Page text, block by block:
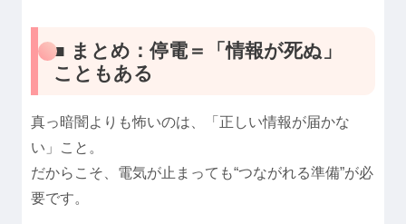
■ まとめ：停電＝「情報が死ぬ」
こともある
真っ暗闇よりも怖いのは、「正しい情報が届かな
い」こと。
だからこそ、電気が止まっても“つながれる準備”が必
要です。